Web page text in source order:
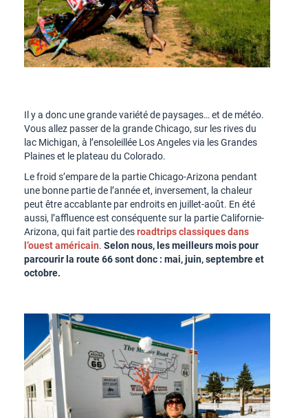
Il y a donc une grande variété de paysages… et de météo.
Vous allez passer de la grande Chicago, sur les rives du
lac Michigan, à l’ensoleillée Los Angeles via les Grandes
Plaines et le plateau du Colorado.
Le froid s’empare de la partie Chicago-Arizona pendant
une bonne partie de l’année et, inversement, la chaleur
peut être accablante par endroits en juillet-août. En été
aussi, l’affluence est conséquente sur la partie Californie-
Arizona, qui fait partie desroadtrips classiques dans
l’ouest américain. Selon nous, les meilleurs mois pour
parcourir la route 66 sont donc : mai, juin, septembre et
octobre.